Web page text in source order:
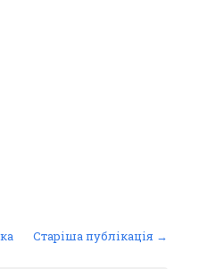
Старіша публікація →